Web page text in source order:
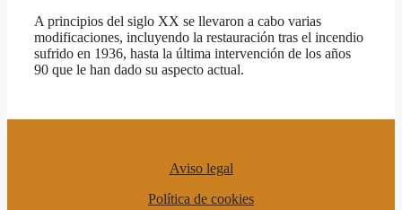
A principios del siglo XX se llevaron a cabo varias
modificaciones, incluyendo la restauración tras el incendio
sufrido en 1936, hasta la última intervención de los años
90 que le han dado su aspecto actual.
Aviso legal
Política de cookies